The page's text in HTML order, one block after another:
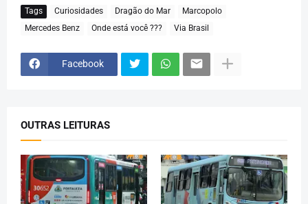
Tags Curiosidades Dragão do Mar
Marcopolo
Mercedes Benz
Onde está você ??? Via Brasil
Facebook
OUTRAS LEITURAS